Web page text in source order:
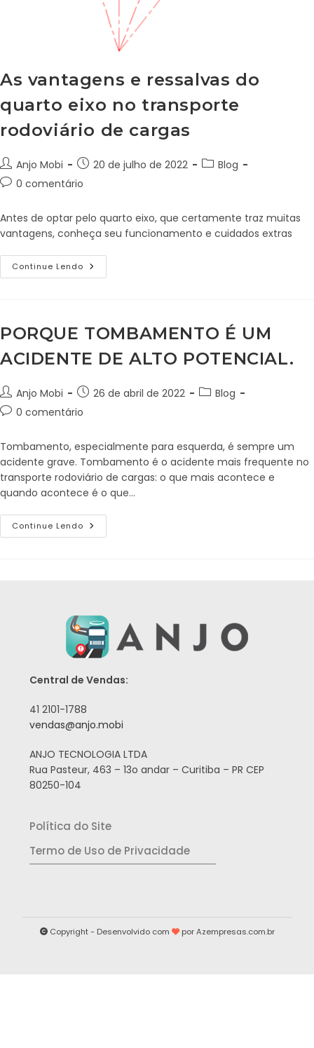
As vantagens e ressalvas do
quarto eixo no transporte
rodoviário de cargas
Anjo Mobi 20 de julho de 2022
Blog
0 comentário
Antes de optar pelo quarto eixo, que certamente traz muitas
vantagens, conheça seu funcionamento e cuidados extras
Continue Lendo
PORQUE TOMBAMENTO É UM
ACIDENTE DE ALTO POTENCIAL.
Anjo Mobi 26 de abril de 2022
Blog
0 comentário
Tombamento, especialmente para esquerda, é sempre um
acidente grave. Tombamento é o acidente mais frequente no
transporte rodoviário de cargas: o que mais acontece e
quando acontece é o que…
Continue Lendo
Central de Vendas:
41 2101-1788
vendas@anjo.mobi
ANJO TECNOLOGIA LTDA
Rua Pasteur, 463 – 13o andar – Curitiba – PR CEP
80250-104
Política do Site
Termo de Uso de Privacidade
Copyright - Desenvolvido com porAzempresas.com.br